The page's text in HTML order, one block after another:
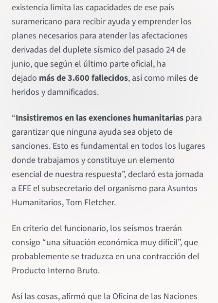
existencia limita las capacidades de ese país
suramericano para recibir ayuda y emprender los
planes necesarios para atender las afectaciones
derivadas del duplete sísmico del pasado 24 de
junio, que según el último parte oficial, ha
dejado más de 3.600 fallecidos, así como miles de
heridos y damnificados.
“Insistiremos en las exenciones humanitarias para
garantizar que ninguna ayuda sea objeto de
sanciones. Esto es fundamental en todos los lugares
donde trabajamos y constituye un elemento
esencial de nuestra respuesta”, declaró esta jornada
a EFE el subsecretario del organismo para Asuntos
Humanitarios, Tom Fletcher.
En criterio del funcionario, los seísmos traerán
consigo “una situación económica muy difícil”, que
probablemente se traduzca en una contracción del
Producto Interno Bruto.
Así las cosas, afirmó que la Oficina de las Naciones